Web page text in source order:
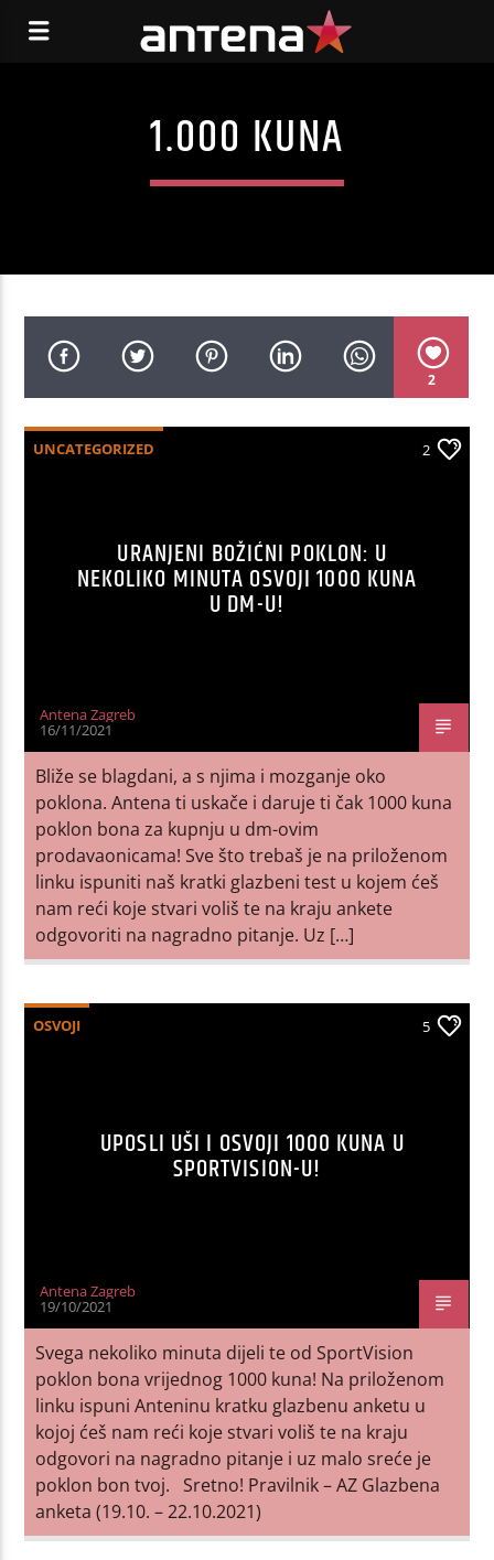
1.000 KUNA
2
UNCATEGORIZED 2
URANJENI BOŽIĆNI POKLON: U
NEKOLIKO MINUTA OSVOJI 1000 KUNA
U DM-U!
Antena Zagreb
16/11/2021
Bliže se blagdani, a s njima i mozganje oko
poklona. Antena ti uskače i daruje ti čak 1000 kuna
poklon bona za kupnju u dm-ovim
prodavaonicama! Sve što trebaš je na priloženom
linku ispuniti naš kratki glazbeni test u kojem ćeš
nam reći koje stvari voliš te na kraju ankete
odgovoriti na nagradno pitanje. Uz […]
OSVOJI 5
UPOSLI UŠI I OSVOJI 1000 KUNA U
SPORTVISION-U!
Antena Zagreb
19/10/2021
Svega nekoliko minuta dijeli te od SportVision
poklon bona vrijednog 1000 kuna! Na priloženom
linku ispuni Anteninu kratku glazbenu anketu u
kojoj ćeš nam reći koje stvari voliš te na kraju
odgovori na nagradno pitanje i uz malo sreće je
poklon bon tvoj. Sretno! Pravilnik – AZ Glazbena
anketa (19.10. – 22.10.2021)